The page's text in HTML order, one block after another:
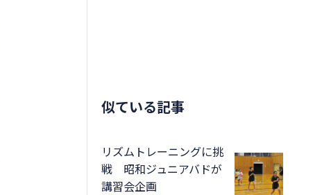
似ている記事
リズムトレーニングに挑
戦 昭和ジュニアバドが
講習会企画